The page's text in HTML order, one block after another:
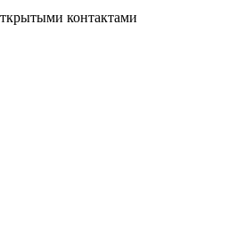
контактами